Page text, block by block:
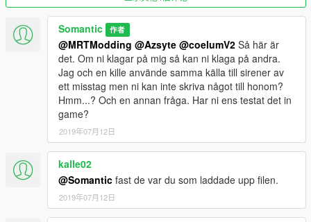
Somantic 作者
@MRTModding @Azsyte @coelumV2 Så här är
det. Om ni klagar på mig så kan ni klaga på andra.
Jag och en kille använde samma källa till sirener av
ett misstag men ni kan inte skriva något till honom?
Hmm...? Och en annan fråga. Har ni ens testat det in
game?
2019年07月12日
kalle02
@Somantic fast de var du som laddade upp filen.
2019年07月12日